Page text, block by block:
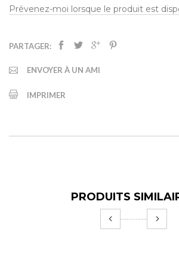
Prévenez-moi lorsque le produit est
PARTAGER:
ENVOYER À UN AMI
IMPRIMER
PRODUITS